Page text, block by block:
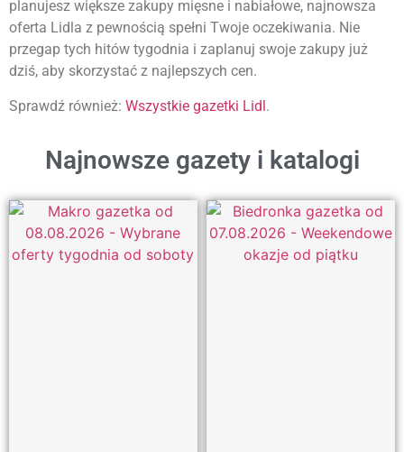
planujesz większe zakupy mięsne i nabiałowe, najnowsza
oferta Lidla z pewnością spełni Twoje oczekiwania. Nie
przegap tych hitów tygodnia i zaplanuj swoje zakupy już
dziś, aby skorzystać z najlepszych cen.
Sprawdź również: Wszystkie gazetki Lidl.
Najnowsze gazety i katalogi